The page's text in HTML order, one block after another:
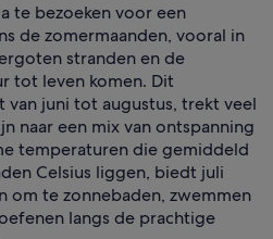
te bezoeken voor een
de zomermaanden, vooral in
stranden en de
tot leven komen. Dit
juni tot augustus, trekt veel
naar een mix van ontspanning
temperaturen die gemiddeld
Celsius liggen, biedt juli
om te zonnebaden, zwemmen
langs de prachtige